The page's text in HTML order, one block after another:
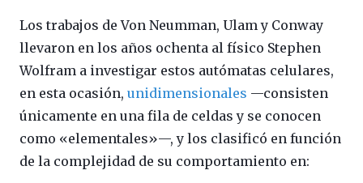
Los trabajos de Von Neumman, Ulam y Conway
llevaron en los años ochenta al físico Stephen
Wolfram a investigar estos autómatas celulares,
en esta ocasión, unidimensionales —consisten
únicamente en una fila de celdas y se conocen
como «elementales»—, y los clasificó en función
de la complejidad de su comportamiento en: